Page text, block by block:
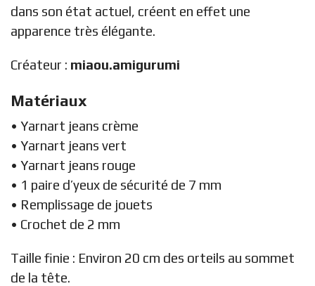
dans son état actuel, créent en effet une
apparence très élégante.
Créateur : miaou.amigurumi
Matériaux
• Yarnart jeans crème
• Yarnart jeans vert
• Yarnart jeans rouge
• 1 paire d’yeux de sécurité de 7 mm
• Remplissage de jouets
• Crochet de 2 mm
Taille finie : Environ 20 cm des orteils au sommet
de la tête.